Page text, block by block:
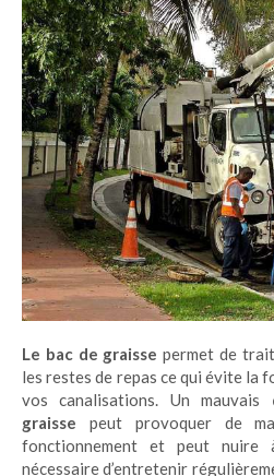
Le bac de graisse permet de
les restes de repas ce qui évite la
vos canalisations. Un mauvais
graisse peut provoquer de
fonctionnement et peut nuire
nécessaire d’entretenir